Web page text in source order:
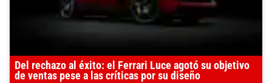
Del rechazo al éxito: el Ferrari Luce agotó su objetivo
de ventas pese a las críticas por su diseño